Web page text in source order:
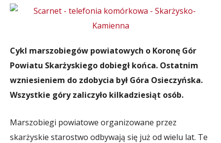
Cykl marszobiegów powiatowych o Koronę Gór
Powiatu Skarżyskiego dobiegł końca. Ostatnim
wzniesieniem do zdobycia był Góra Osieczyńska.
Wszystkie góry zaliczyło kilkadziesiąt osób.
Marszobiegi powiatowe organizowane przez
skarżyskie starostwo odbywają się już od wielu lat. Te